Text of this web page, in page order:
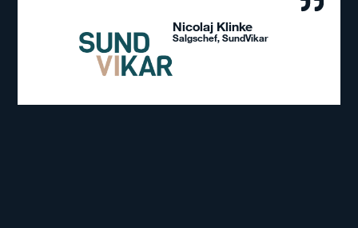
Nicolaj Klinke
Salgschef, SundVikar